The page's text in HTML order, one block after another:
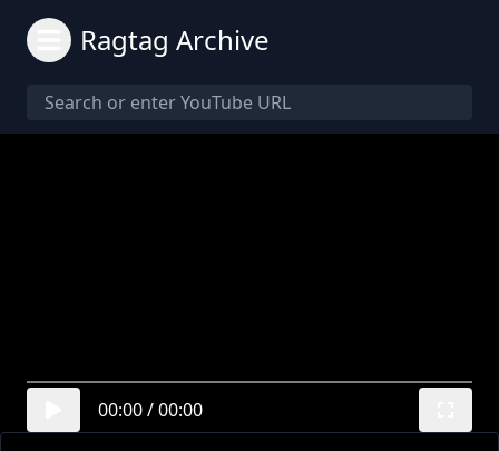
Ragtag Archive
00:00/00:00